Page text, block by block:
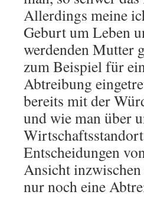
Allerdings meine
Geburt um Leben
werdenden Mutter
zum Beispiel für
Abtreibung
bereits mit der
und wie man über
Entscheidungen
Ansicht
nur noch eine